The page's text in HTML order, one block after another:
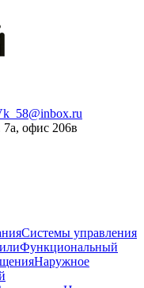
офис 206в
Системы управления
Функциональный
Наружное